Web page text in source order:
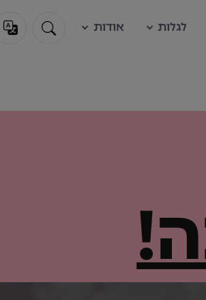
לגלות אודות